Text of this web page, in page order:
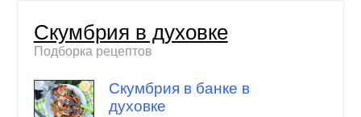
Скумбрия в духовке
Подборка рецептов
Скумбрия в банке в
духовке